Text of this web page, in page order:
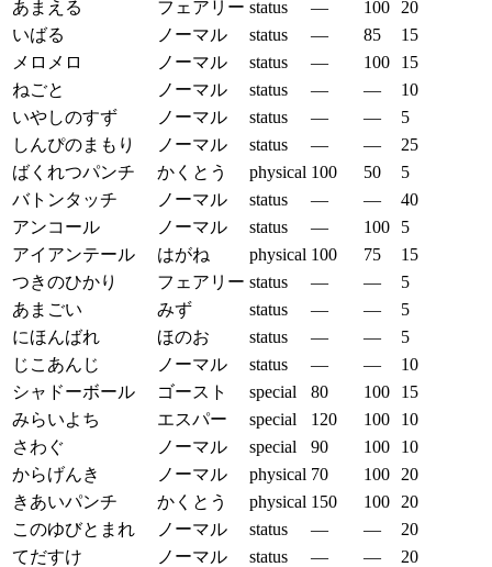
あまえる フェアリー status — 100
20
いばる
ノーマル status — 85
15
メロメロ
ノーマル status — 100
15
ねごと
ノーマル status — —
10
いやしのすず
ノーマル status — —
5
しんぴのまもり
ノーマル status — —
25
ばくれつパンチ
かくとう physical 100 50
5
バトンタッチ
ノーマル status — —
40
アンコール
ノーマル status — 100
5
アイアンテール
はがね physical 100 75
15
つきのひかり
フェアリー status — —
5
あまごい
みず status — —
5
にほんばれ
ほのお status — —
5
じこあんじ
ノーマル status — —
10
シャドーボール
ゴースト special 80 100
15
みらいよち
エスパー special 120 100
10
さわぐ
ノーマル special 90 100
10
からげんき
ノーマル physical 70 100
20
きあいパンチ
かくとう physical 150 100
20
このゆびとまれ
ノーマル status — —
20
てだすけ
ノーマル status — —
20